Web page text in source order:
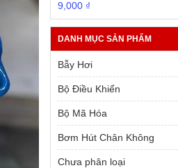
Giá
gốc
là:
10,000 ₫.
9,000 ₫
hiện
tại
là:
9,000 ₫.
DANH MỤC SẢN PHẨM
Bẫy Hơi
Bộ Điều Khiển
Bộ Mã Hóa
Bơm Hút Chân Không
Chưa phân loại